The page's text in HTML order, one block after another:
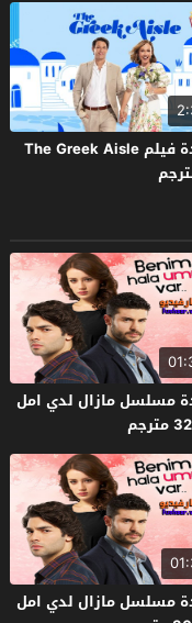
مشاهدة فيلم The Greek Aisle
مسلسل مازال لدي امل
مسلسل مازال لدي امل